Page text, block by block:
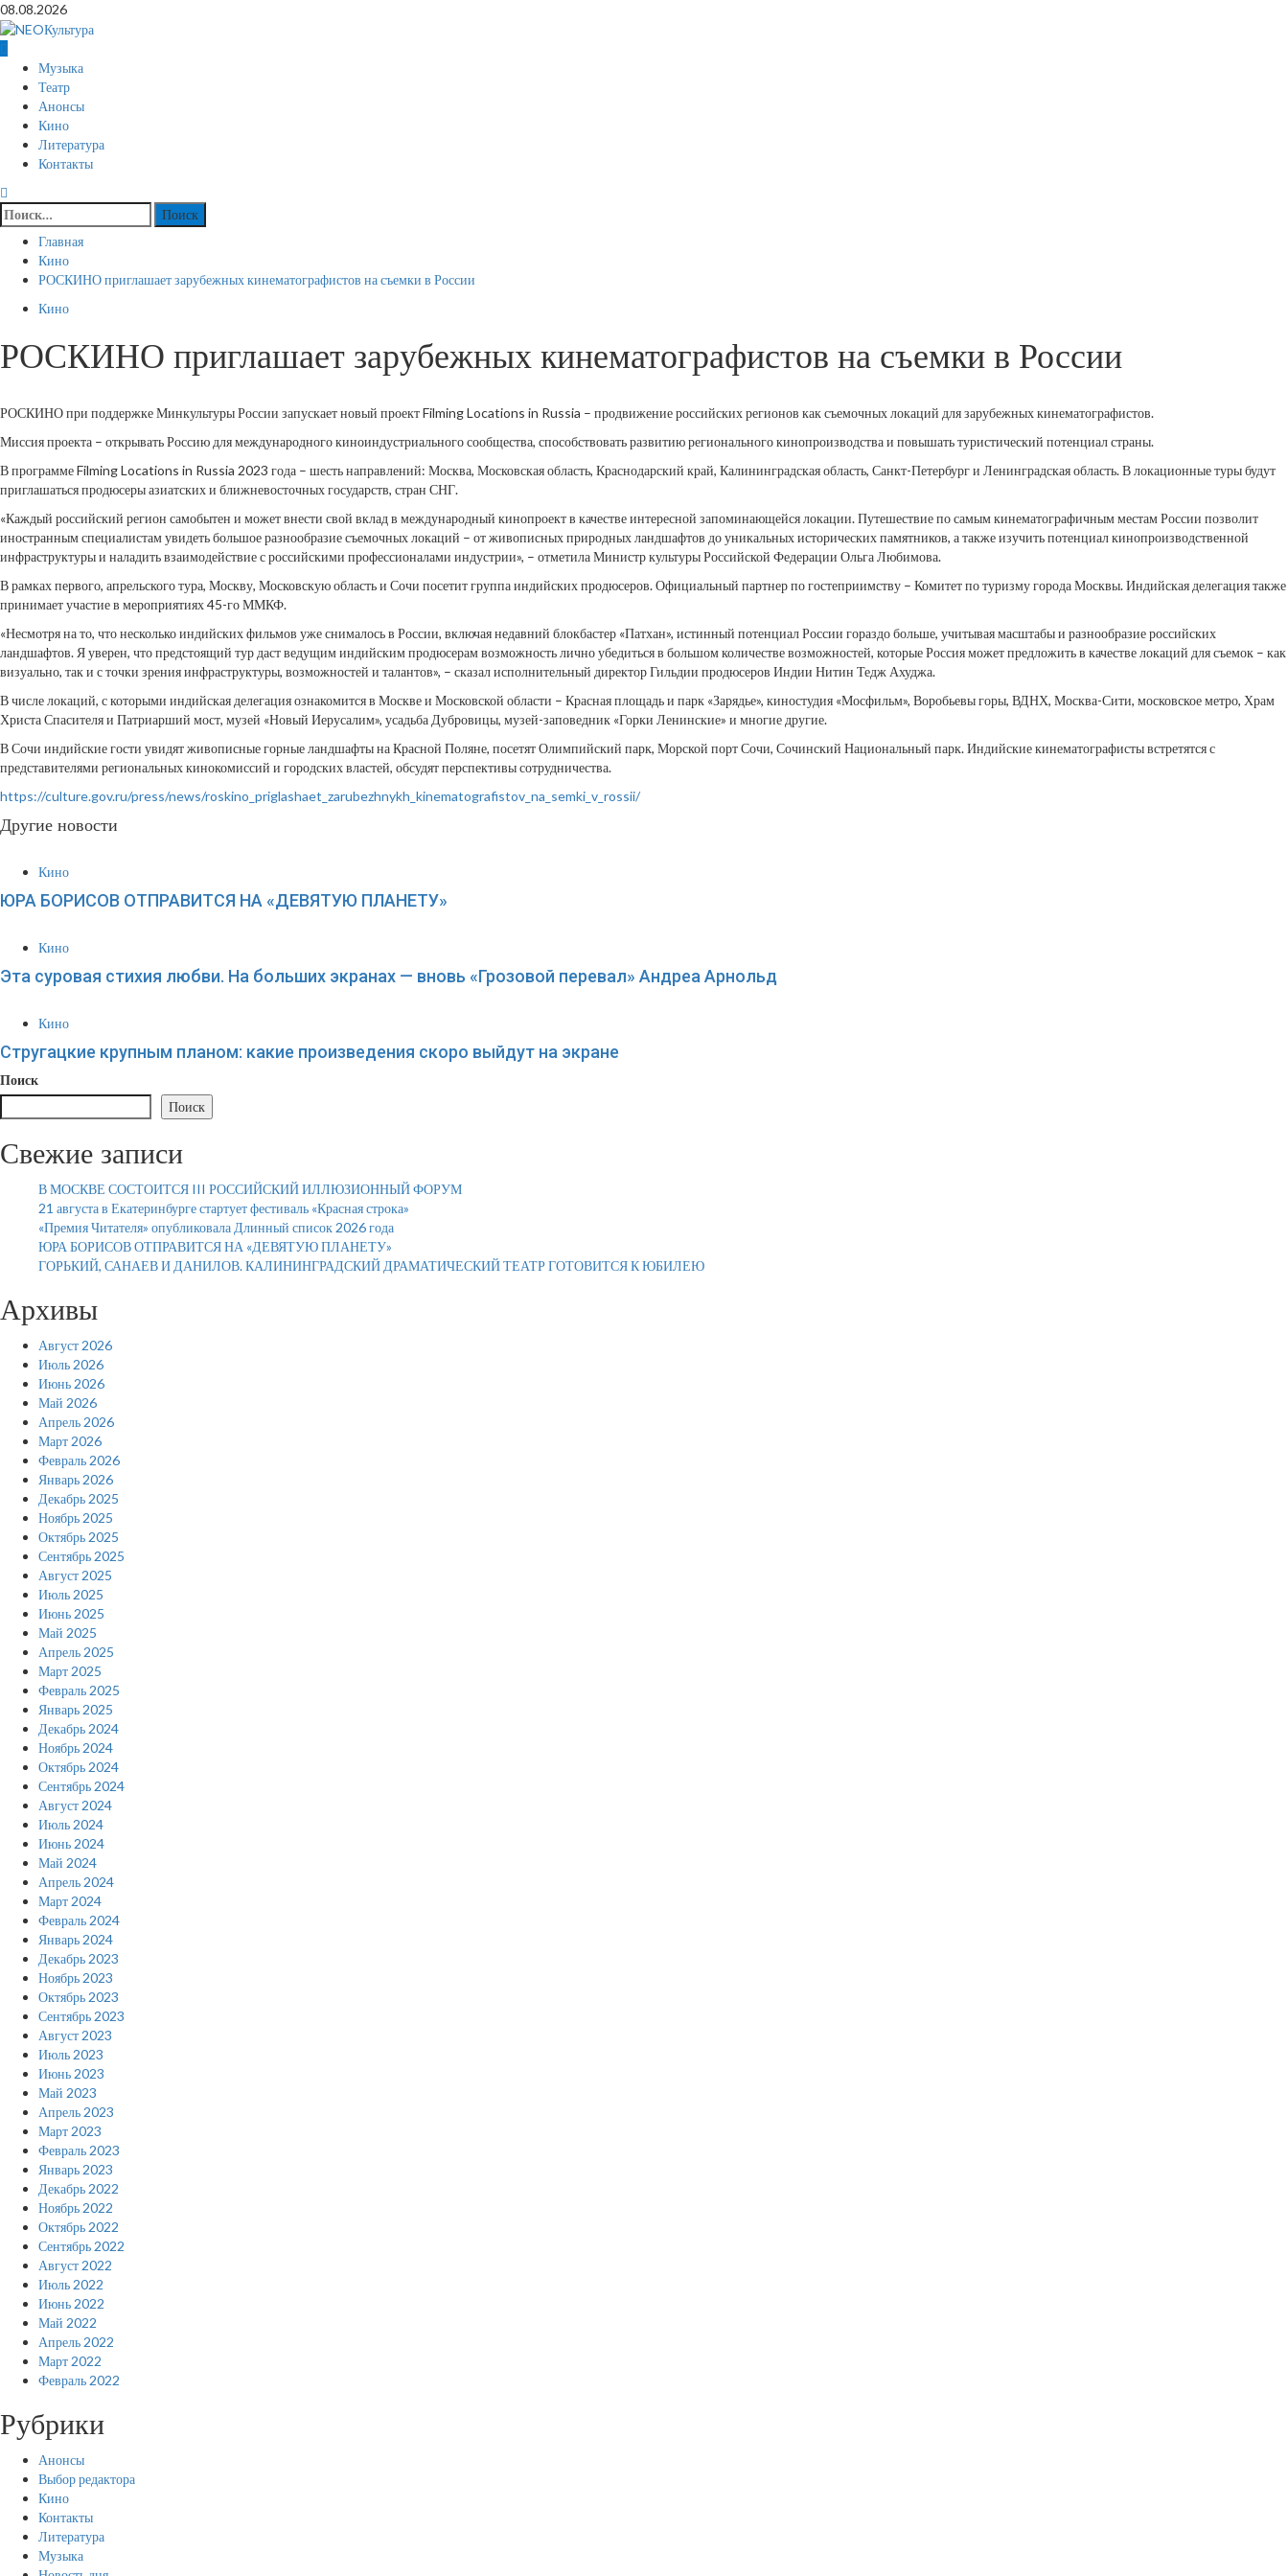
Перейти
к
содержимому
08.08.2026
Основное
меню
Музыка
Театр
Анонсы
Кино
Литература
Контакты
Найти:
Главная
Кино
РОСКИНО приглашает зарубежных кинематографистов на съемки в России
Кино
РОСКИНО приглашает зарубежных кинематографистов на съемки в России
РОСКИНО при поддержке Минкультуры России запускает новый проект Filming Locations in Russia – продвижение российских регионов как съемочных локаций для зарубежных кинематографистов.
Миссия проекта – открывать Россию для международного киноиндустриального сообщества, способствовать развитию регионального кинопроизводства и повышать туристический потенциал страны.
В программе Filming Locations in Russia 2023 года – шесть направлений: Москва, Московская область, Краснодарский край, Калининградская область, Санкт-Петербург и Ленинградская область. В локационные туры будут
приглашаться продюсеры азиатских и ближневосточных государств, стран СНГ.
«Каждый российский регион самобытен и может внести свой вклад в международный кинопроект в качестве интересной запоминающейся локации. Путешествие по самым кинематографичным местам России позволит
иностранным специалистам увидеть большое разнообразие съемочных локаций – от живописных природных ландшафтов до уникальных исторических памятников, а также изучить потенциал кинопроизводственной
инфраструктуры и наладить взаимодействие с российскими профессионалами индустрии», – отметила Министр культуры Российской Федерации Ольга Любимова.
В рамках первого, апрельского тура, Москву, Московскую область и Сочи посетит группа индийских продюсеров. Официальный партнер по гостеприимству – Комитет по туризму города Москвы. Индийская делегация также
принимает участие в мероприятиях 45-го ММКФ.
«Несмотря на то, что несколько индийских фильмов уже снималось в России, включая недавний блокбастер «Патхан», истинный потенциал России гораздо больше, учитывая масштабы и разнообразие российских
ландшафтов. Я уверен, что предстоящий тур даст ведущим индийским продюсерам возможность лично убедиться в большом количестве возможностей, которые Россия может предложить в качестве локаций для съемок – как
визуально, так и с точки зрения инфраструктуры, возможностей и талантов», – сказал исполнительный директор Гильдии продюсеров Индии Нитин Тедж Ахуджа.
В числе локаций, с которыми индийская делегация ознакомится в Москве и Московской области – Красная площадь и парк «Зарядье», киностудия «Мосфильм», Воробьевы горы, ВДНХ, Москва-Сити, московское метро, Храм
Христа Спасителя и Патриарший мост, музей «Новый Иерусалим», усадьба Дубровицы, музей-заповедник «Горки Ленинские» и многие другие.
В Сочи индийские гости увидят живописные горные ландшафты на Красной Поляне, посетят Олимпийский парк, Морской порт Сочи, Сочинский Национальный парк. Индийские кинематографисты встретятся с
представителями региональных кинокомиссий и городских властей, обсудят перспективы сотрудничества.
https://culture.gov.ru/press/news/roskino_priglashaet_zarubezhnykh_kinematografistov_na_semki_v_rossii/
Другие новости
Кино
ЮРА БОРИСОВ ОТПРАВИТСЯ НА «ДЕВЯТУЮ ПЛАНЕТУ»
Кино
Эта суровая стихия любви. На больших экранах — вновь «Грозовой перевал» Андреа Арнольд
Кино
Стругацкие крупным планом: какие произведения скоро выйдут на экране
Поиск
Поиск
Свежие записи
В МОСКВЕ СОСТОИТСЯ III РОССИЙСКИЙ ИЛЛЮЗИОННЫЙ ФОРУМ
21 августа в Екатеринбурге стартует фестиваль «Красная строка»
«Премия Читателя» опубликовала Длинный список 2026 года
ЮРА БОРИСОВ ОТПРАВИТСЯ НА «ДЕВЯТУЮ ПЛАНЕТУ»
ГОРЬКИЙ, САНАЕВ И ДАНИЛОВ. КАЛИНИНГРАДСКИЙ ДРАМАТИЧЕСКИЙ ТЕАТР ГОТОВИТСЯ К ЮБИЛЕЮ
Архивы
Август 2026
Июль 2026
Июнь 2026
Май 2026
Апрель 2026
Март 2026
Февраль 2026
Январь 2026
Декабрь 2025
Ноябрь 2025
Октябрь 2025
Сентябрь 2025
Август 2025
Июль 2025
Июнь 2025
Май 2025
Апрель 2025
Март 2025
Февраль 2025
Январь 2025
Декабрь 2024
Ноябрь 2024
Октябрь 2024
Сентябрь 2024
Август 2024
Июль 2024
Июнь 2024
Май 2024
Апрель 2024
Март 2024
Февраль 2024
Январь 2024
Декабрь 2023
Ноябрь 2023
Октябрь 2023
Сентябрь 2023
Август 2023
Июль 2023
Июнь 2023
Май 2023
Апрель 2023
Март 2023
Февраль 2023
Январь 2023
Декабрь 2022
Ноябрь 2022
Октябрь 2022
Сентябрь 2022
Август 2022
Июль 2022
Июнь 2022
Май 2022
Апрель 2022
Март 2022
Февраль 2022
Рубрики
Анонсы
Выбор редактора
Кино
Контакты
Литература
Музыка